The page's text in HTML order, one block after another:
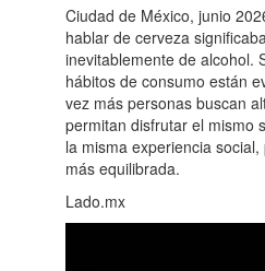
Ciudad de México, junio
hablar de cerveza
inevitablemente de alcohol.
hábitos de consumo están
vez más personas buscan
permitan disfrutar el mismo
la misma experiencia
más equilibrada.
Lado.mx